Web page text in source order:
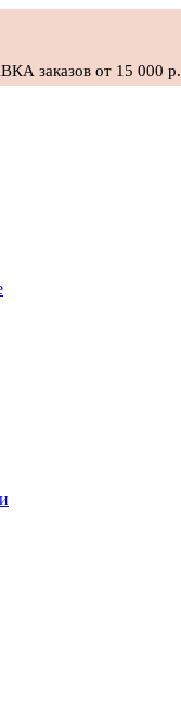
заказов от 15 000 р.